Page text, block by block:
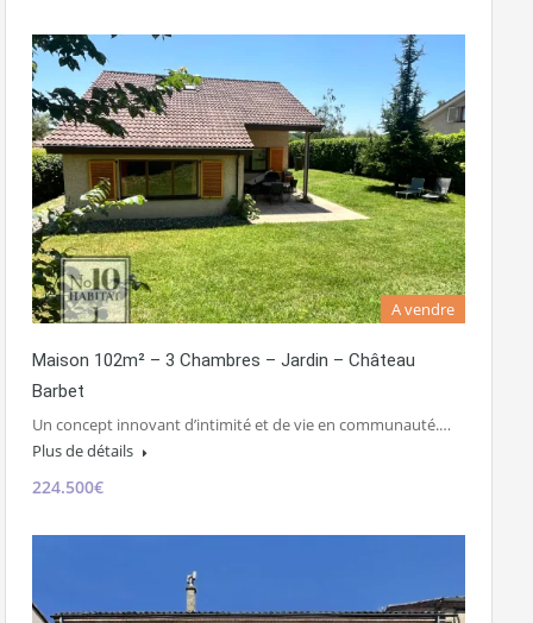
A vendre
Maison 102m² – 3 Chambres – Jardin – Château
Barbet
Un concept innovant d’intimité et de vie en communauté.…
Plus de détails
224.500€